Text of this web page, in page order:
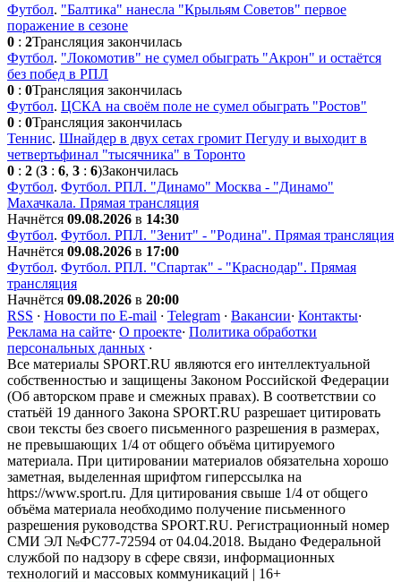
Футбол. "Балтика" нанесла "Крыльям Советов" первое
поражение в сезоне
0 : 2Трансляция закончилась
Футбол. "Локомотив" не сумел обыграть "Акрон" и остаётся
без побед в РПЛ
0 : 0Трансляция закончилась
Футбол. ЦСКА на своём поле не сумел обыграть "Ростов"
0 : 0Трансляция закончилась
Теннис. Шнайдер в двух сетах громит Пегулу и выходит в
четвертьфинал "тысячника" в Торонто
0 : 2 (3 : 6, 3 : 6)Закончилась
Футбол. Футбол. РПЛ. "Динамо" Москва - "Динамо"
Махачкала. Прямая трансляция
Начнётся 09.08.2026 в 14:30
Футбол. Футбол. РПЛ. "Зенит" - "Родина". Прямая трансляция
Начнётся 09.08.2026 в 17:00
Футбол. Футбол. РПЛ. "Спартак" - "Краснодар". Прямая
трансляция
Начнётся 09.08.2026 в 20:00
RSS · Новости по E-mail · Telegram · Вакансии· Контакты·
Реклама на сайте· О проекте· Политика обработки
персональных данных ·
Все материалы SPORT.RU являются его интеллектуальной
собственностью и защищены Законом Российской Федерации
(Об авторском праве и смежных правах). В соответствии со
статьёй 19 данного Закона SPORT.RU разрешает цитировать
свои тексты без своего письменного разрешения в размерах,
не превышающих 1/4 от общего объёма цитируемого
материала. При цитировании материалов обязательна хорошо
заметная, выделенная шрифтом гиперссылка на
https://www.sport.ru. Для цитирования свыше 1/4 от общего
объёма материала необходимо получение письменного
разрешения руководства SPORT.RU. Регистрационный номер
СМИ ЭЛ №ФС77-72594 от 04.04.2018. Выдано Федеральной
службой по надзору в сфере связи, информационных
технологий и массовых коммуникаций | 16+